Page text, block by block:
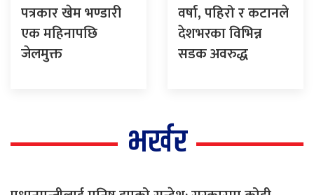
पत्रकार खेम भण्डारी
एक महिनापछि
जेलमुक्त
वर्षा, पहिरो र कटानले
देशभरका विभिन्न
सडक अवरुद्ध
भर्खर